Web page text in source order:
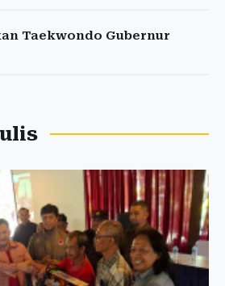
Taekwondo Gubernur